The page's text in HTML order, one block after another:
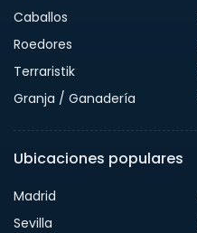
Caballos
Roedores
Terraristik
Granja / Ganadería
Ubicaciones populares
Madrid
Sevilla